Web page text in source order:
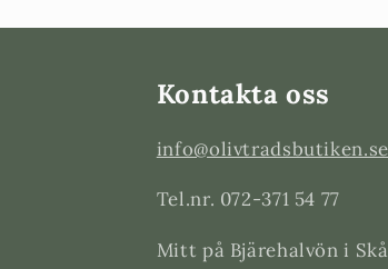
Kontakta oss
info@olivtradsbutiken.se
Tel.nr. 072-371 54 77
Mitt på Bjärehalvön i